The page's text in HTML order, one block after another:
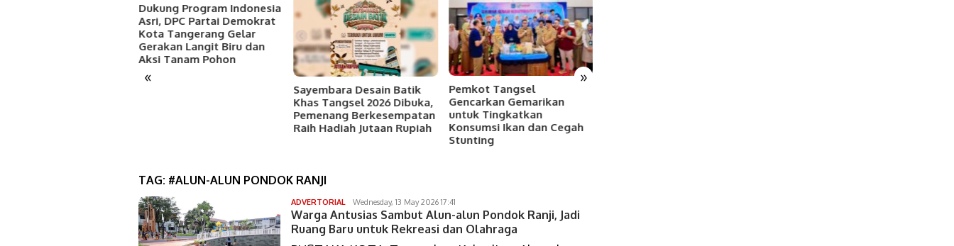
« »
Dukung Program Indonesia
Asri, DPC Partai Demokrat
Kota Tangerang Gelar
Gerakan Langit Biru dan
Aksi Tanam Pohon
Sayembara Desain Batik
Khas Tangsel 2026 Dibuka,
Pemenang Berkesempatan
Raih Hadiah Jutaan Rupiah
Pemkot Tangsel
Gencarkan Gemarikan
untuk Tingkatkan
Konsumsi Ikan dan Cegah
Stunting
TAG: #ALUN-ALUN PONDOK RANJI
ADVERTORIAL gunawan
sumaryono
Wednesday, 13 May 2026 17:41
Warga Antusias Sambut Alun-alun Pondok Ranji, Jadi
Ruang Baru untuk Rekreasi dan Olahraga